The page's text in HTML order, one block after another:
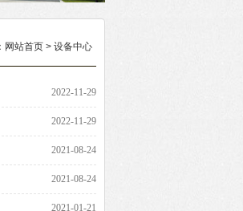
网站首页 > 设备中心
2022-11-29
2022-11-29
2021-08-24
2021-08-24
2021-01-21